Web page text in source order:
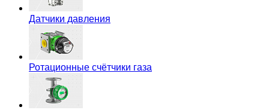
Датчики давления
Ротационные счётчики газа